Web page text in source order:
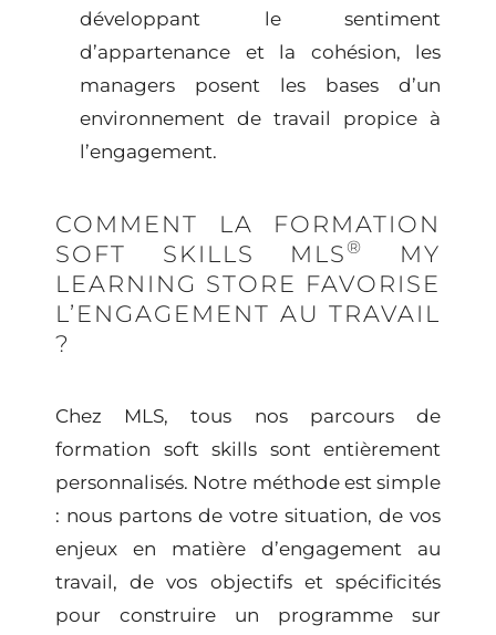
développant le sentiment
d’appartenance et la cohésion, les
managers posent les bases d’un
environnement de travail propice à
l’engagement.
COMMENT LA FORMATION
SOFT SKILLS MLS ®
MY
LEARNING STORE FAVORISE
L’ENGAGEMENT AU TRAVAIL
?
Chez MLS,tous nos parcours de
formation soft skills sont entièrement
personnalisés. Notre méthode est simple
: nous partons de votre situation, de vos
enjeux en matière d’engagement au
travail, de vos objectifs et spécificités
pour construire un programme sur